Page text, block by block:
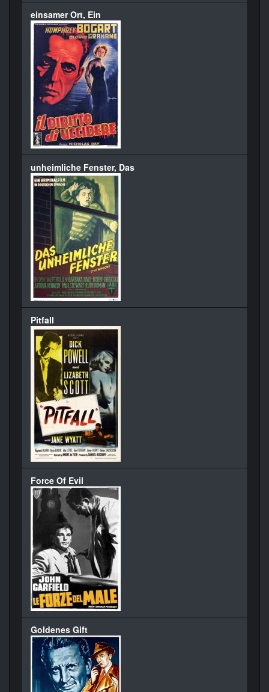
einsamer Ort, Ein
unheimliche Fenster, Das
Pitfall
Force Of Evil
Goldenes Gift